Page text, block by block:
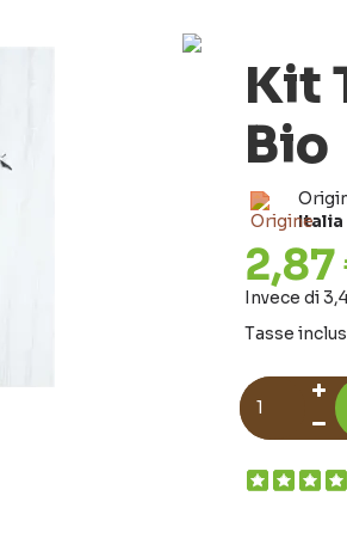
Kit
Bio
Italia
2,87
Invece di
Tasse